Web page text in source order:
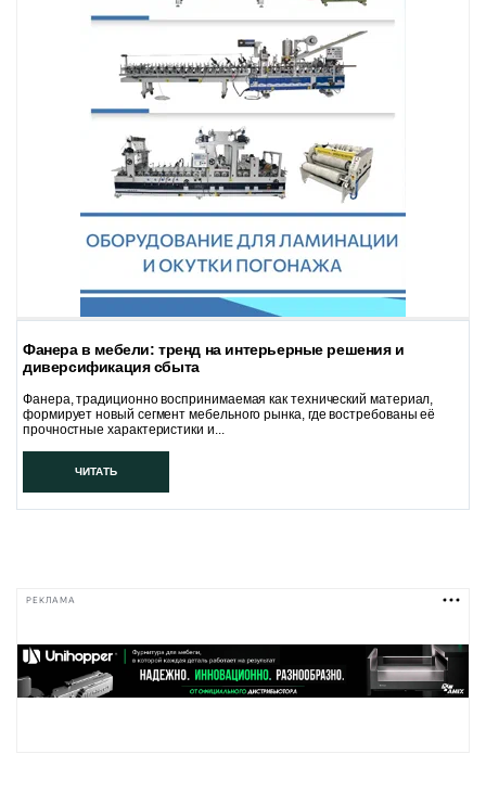
Фанера в мебели: тренд на интерьерные решения и
диверсификация сбыта
Фанера, традиционно воспринимаемая как технический материал,
формирует новый сегмент мебельного рынка, где востребованы её
прочностные характеристики и...
ЧИТАТЬ
РЕКЛАМА